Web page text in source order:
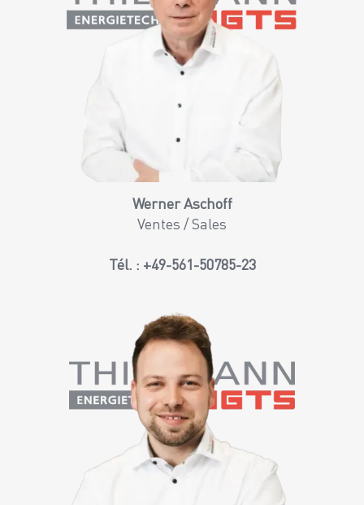
Werner Aschoff
Ventes / Sales
Tél. : +49-561-50785-23